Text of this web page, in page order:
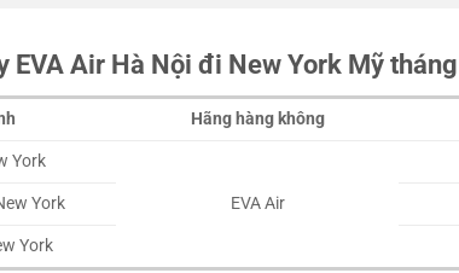
EVA Air Hà Nội đi New York Mỹ
Hãng hàng không
York
EVA Air
York
York